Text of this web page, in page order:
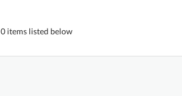
0 items listed below